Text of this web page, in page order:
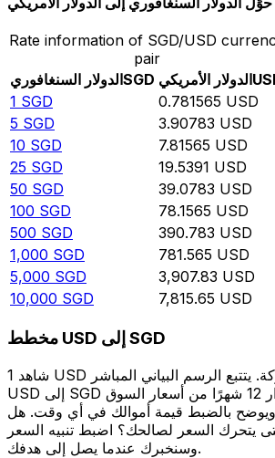
Rate information of SGD/USD
pair
الدولار السنغافوريSGD الدولار الأمريكي
1 SGD 0.781565 USD
5 SGD 3.90783 USD
10 SGD 7.81565 USD
25 SGD 19.5391 USD
50 SGD 39.0783 USD
100 SGD 78.1565 USD
500 SGD 390.783 USD
1,000 SGD 781.565 USD
5,000 SGD 3,907.83 USD
10,000 SGD 7,815.65 USD
مخطط USD إلى SGD
شاهد 1 USD الخاص بك أثناء الحركة. يتتبع الرسم البياني المباشر
USD إلى SGD الخاص بنا على مدار 12 شهرًا من أسعار السوق
بالضبط قيمة أموالك في أي وقت. هل
يتحرك السعر لصالحك؟ اضبط تنبيه السعر
وسنخبرك عندما يصل إلى هدفك.